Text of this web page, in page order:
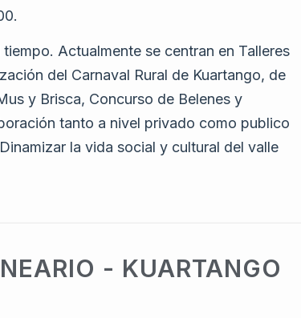
Actualmente se centran en Talleres
del Carnaval Rural de Kuartango, de
y Brisca, Concurso de Belenes y
tanto a nivel privado como publico
la vida social y cultural del valle
- KUARTANGO